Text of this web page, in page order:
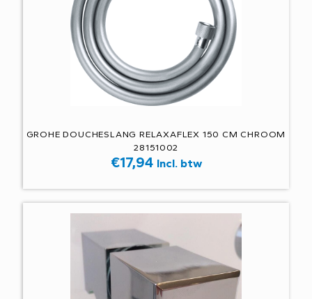
GROHE DOUCHESLANG RELAXAFLEX 150 CM CHROOM
28151002
€17,94 Incl. btw